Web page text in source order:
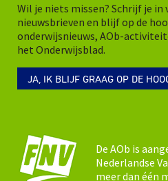
Wil je niets missen? Schrijf je in
nieuwsbrieven en blijf op de
onderwijsnieuws, AOb-
het Onderwijsblad.
JA, IK BLIJF GRAAG OP DE
De AOb is
Nederlandse
meer dan één